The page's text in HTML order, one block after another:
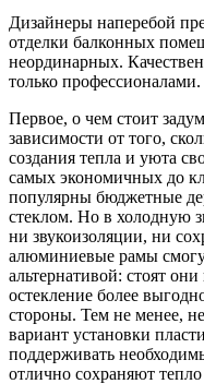
Дизайнеры наперебой
отделки балконных
неординарных.
только профессионалами.
Первое, о чем стоит
зависимости от того,
создания тепла и уюта
самых экономичных до
популярны бюджетные
стеклом. Но в холодную
ни звукоизоляции, ни
алюминиевые рамы
альтернативой: стоят
остекление более
стороны. Тем не менее,
вариант установки
поддерживать
отлично сохраняют